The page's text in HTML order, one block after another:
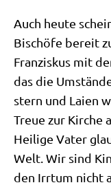
Auch heu­te
Bischö­fe bereit
Fran­zis­kus mit
das die
stern und Lai­en
Treue zur Kir­che
Hei­li­ge Vater
Welt. Wir sind
den Irr­tum nicht